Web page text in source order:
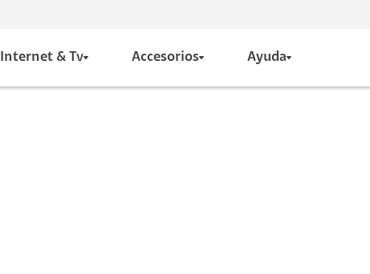
Internet & Tv Accesorios Ayuda